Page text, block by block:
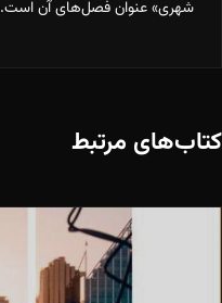
شهری» عنوان فصل‌های آن است.
کتاب‌های مرتبط